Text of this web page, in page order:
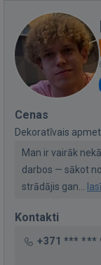
Cenas
Dekoratīvais
Man ir vairāk
darbos — sākot
strādājis gan...
Kontakti
+371 *** ***